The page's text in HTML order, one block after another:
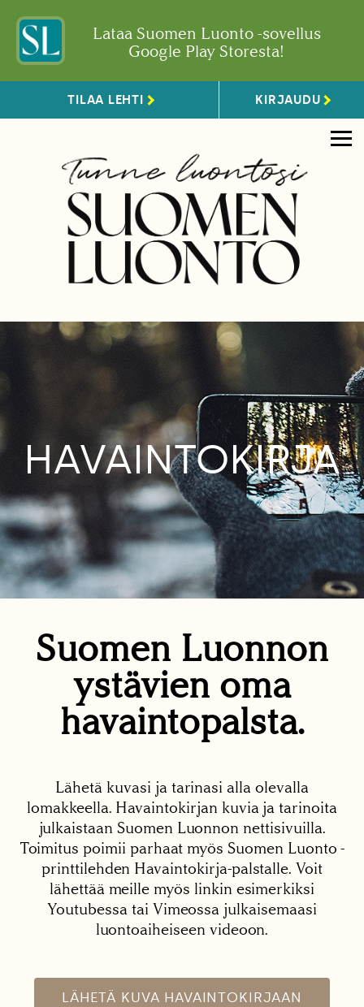
Lataa Suomen Luonto -sovellus
Google Play Storesta!
TILAA LEHTI KIRJAUDU
HAVAINTOKIRJA
Suomen Luonnon
ystävien oma
havaintopalsta.
Lähetä kuvasi ja tarinasi alla olevalla
lomakkeella. Havaintokirjan kuvia ja tarinoita
julkaistaan Suomen Luonnon nettisivuilla.
Toimitus poimii parhaat myös Suomen Luonto -
printtilehden Havaintokirja-palstalle. Voit
lähettää meille myös linkin esimerkiksi
Youtubessa tai Vimeossa julkaisemaasi
luontoaiheiseen videoon.
LÄHETÄ KUVA HAVAINTOKIRJAAN